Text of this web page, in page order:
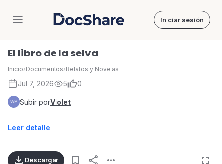
DocShare Iniciar sesión
El libro de la selva
Inicio›Documentos›Relatos y Novelas
Jul 7, 2026 5 0
Subir porViolet
Leer detalle
Descargar